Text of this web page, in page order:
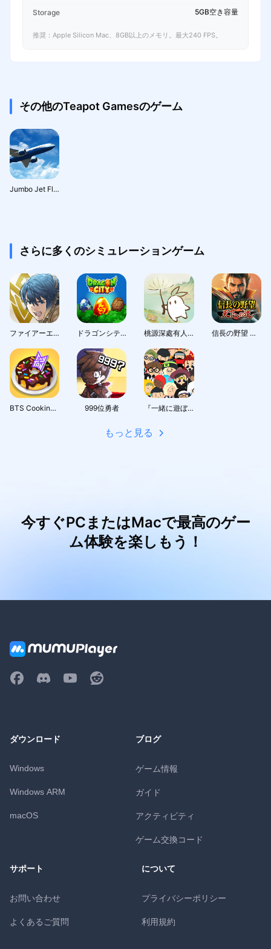
Storage 5GB空き容量
推奨：Apple Silicon Mac、8GB以上のメモリ。最大240 FPS。
その他のTeapot Gamesのゲーム
Jumbo Jet Flight Simulator
さらに多くのシミュレーションゲーム
ファイアーエムブレム ヒーローズ ドラゴンシティ (Dragon City) 桃源深處有人家 - 1.5周年慶 信長の野望 天下への道
BTS Cooking On 999位勇者 『一緒に遊ぼう』：アバターで広がるソーシャルワールド
もっと見る
今すぐPCまたはMacで最高のゲー
ム体験を楽しもう！
ダウンロード
Windows
Windows ARM
macOS
ブログ
ゲーム情報
ガイド
アクティビティ
ゲーム交換コード
サポート
お問い合わせ
よくあるご質問
について
プライバシーポリシー
利用規約